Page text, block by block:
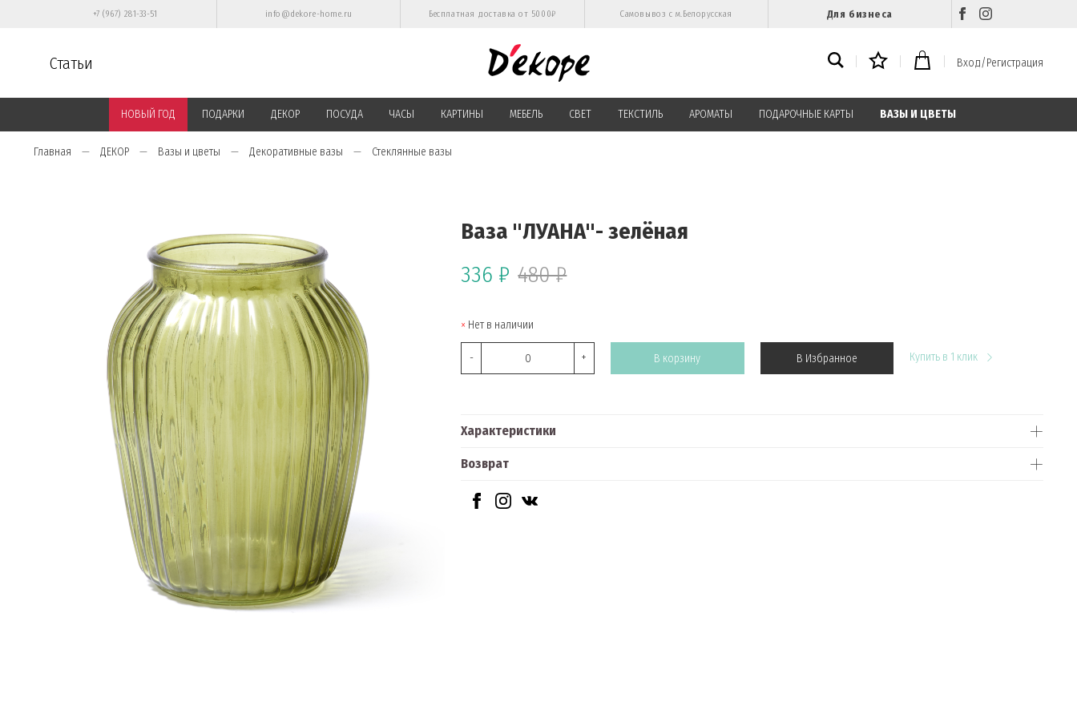
+7 (967) 281-33-51 info@dekore-home.ru Бесплатная доставка от 5000₽ Самовывоз с м.Белорусская Для бизнеса
Статьи Вход/Регистрация
НОВЫЙ ГОД ПОДАРКИ ДЕКОР ПОСУДА ЧАСЫ КАРТИНЫ МЕБЕЛЬ СВЕТ ТЕКСТИЛЬ АРОМАТЫ ПОДАРОЧНЫЕ КАРТЫ ВАЗЫ И ЦВЕТЫ
Главная ДЕКОР Вазы и цветы Декоративные вазы Стеклянные вазы
Ваза "ЛУАНА"- зелёная
336 ₽ 480 ₽
Нет в наличии
- + В корзину В Избранное Купить в 1 клик
Характеристики
Возврат